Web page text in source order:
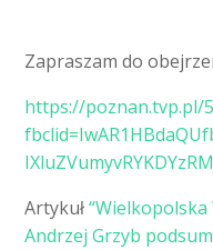
Zapraszam do
https://poznan.tvp.pl/
Artykuł“Wielkopolska
Andrzej Grzyb